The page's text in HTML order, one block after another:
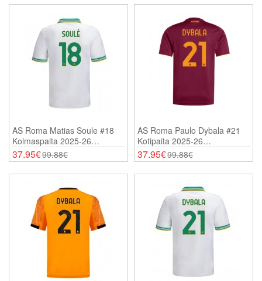
AS Roma Matias Soule #18
Kolmaspaita 2025-26
Lyhythihainen
37.95€99.88€
AS Roma Paulo Dybala #21
Kotipaita 2025-26
Lyhythihainen
37.95€99.88€